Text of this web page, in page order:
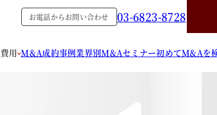
お電話からお問い合わせ 03-6823-8728
費用 M&A成約事例業界別M&Aセミナー初めてM&Aを